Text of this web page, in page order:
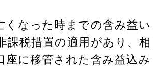
なった時までの含み益い
課税措置の適用があり、相
座に移管された含み益込み